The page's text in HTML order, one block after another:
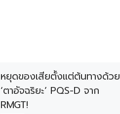
หยุดของเสียตั้งแต่ต้นทางด้วย
‘ตาอัจฉริยะ’ PQS-D จาก
RMGT!